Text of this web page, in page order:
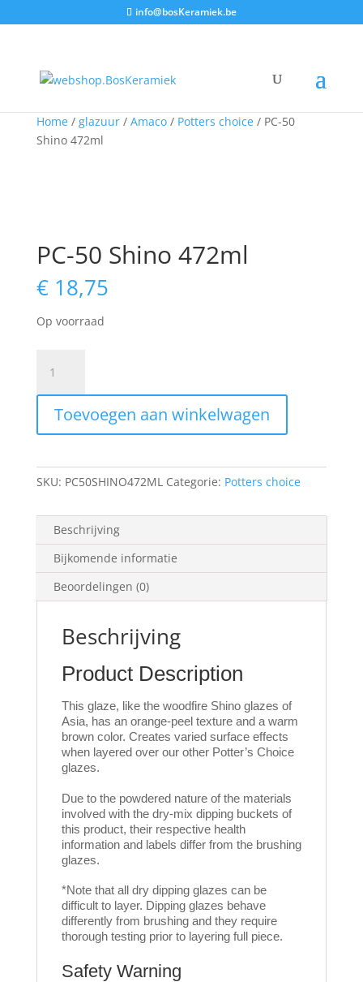
info@bosKeramiek.be
Home/ glazuur/ Amaco/ Potters choice/ PC-50
Shino 472ml
PC-50 Shino 472ml
€18,75
Op voorraad
Shino
472ml
aantal
Toevoegen aan winkelwagen
SKU: PC50SHINO472ML Categorie: Potters choice
Beschrijving
Bijkomende informatie
Beoordelingen (0)
Beschrijving
Product Description
This glaze, like the woodfire Shino glazes of
Asia, has an orange-peel texture and a warm
brown color. Creates varied surface effects
when layered over our other Potter’s Choice
glazes.
Due to the powdered nature of the materials
involved with the dry-mix dipping buckets of
this product, their respective health
information and labels differ from the brushing
glazes.
*Note that all dry dipping glazes can be
difficult to layer. Dipping glazes behave
differently from brushing and they require
thorough testing prior to layering full piece.
Safety Warning